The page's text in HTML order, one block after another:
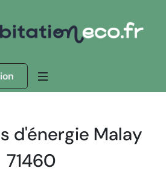
d'énergie Malay
71460